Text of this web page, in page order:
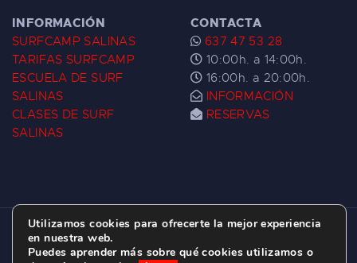
INFORMACIÓN
SURFCAMP SALINAS
TARIFAS SURFCAMP
ESCUELA DE SURF
SALINAS
CLASES DE SURF
SALINAS
CONTACTA
637 47 53 28
10:00h. a 14:00h.
16:00h. a 20:00h.
INFORMACIÓN
RESERVAS
ESCUELA DE SURF LAS DUNAS ©
C/ BERNARDO ÁLVAREZ GALAN 1, SALINAS
Utilizamos cookies para ofrecerte la mejor experiencia
en nuestra web.
Puedes aprender más sobre qué cookies utilizamos o